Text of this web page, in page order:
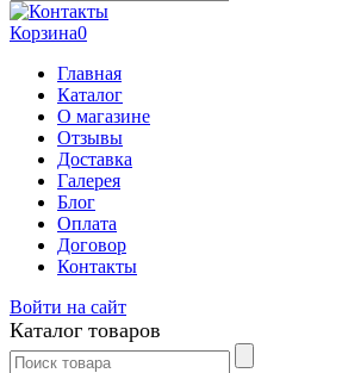
Корзина0
Главная
Каталог
О магазине
Отзывы
Доставка
Галерея
Блог
Оплата
Договор
Контакты
Войти на сайт
Каталог товаров